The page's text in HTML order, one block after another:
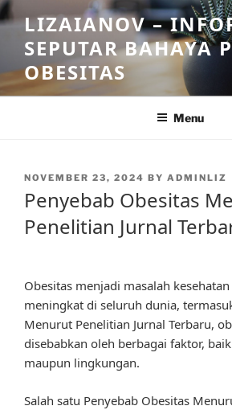
Skip
to
content
LIZAIANOV –
SEPUTAR BAHAYA
OBESITAS
Menu
POSTED
NOVEMBER 23, 2024 BY ADMINLIZ
Penyebab Obesitas
Penelitian Jurnal
Obesitas menjadi masalah
meningkat di seluruh dunia,
Menurut Penelitian Jurnal Terbaru,
disebabkan oleh berbagai faktor,
maupun lingkungan.
Salah satu Penyebab Obesitas